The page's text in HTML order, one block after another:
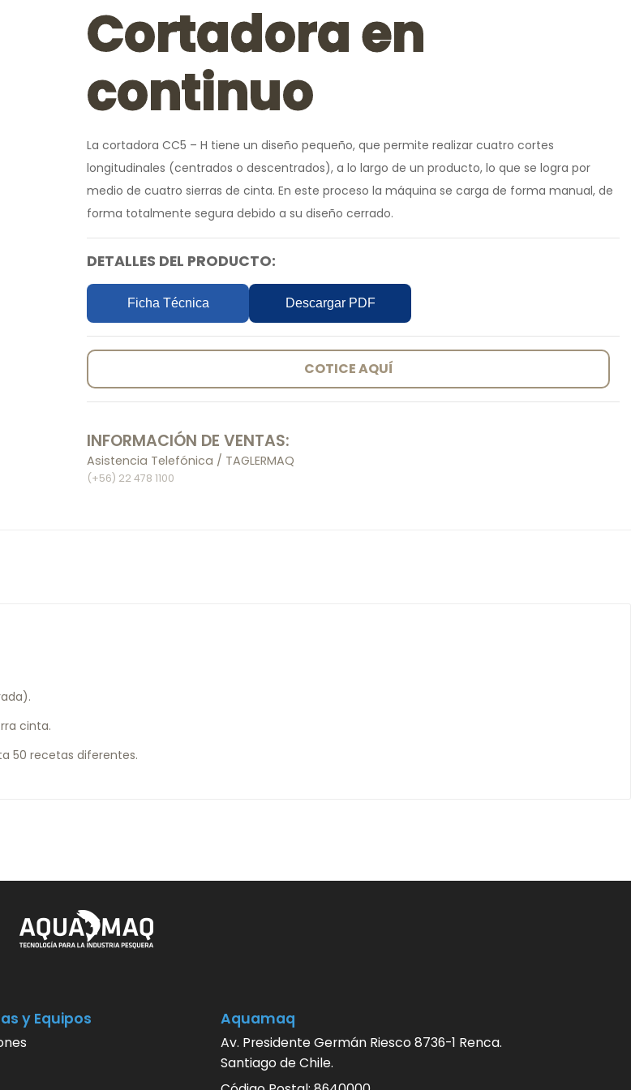
Cortadora en
continuo
La cortadora CC5 – H tiene un diseño pequeño, que permite realizar cuatro cortes
longitudinales (centrados o descentrados), a lo largo de un producto, lo que se logra por
medio de cuatro sierras de cinta. En este proceso la máquina se carga de forma manual, de
forma totalmente segura debido a su diseño cerrado.
DETALLES DEL PRODUCTO:
Ficha Técnica Descargar PDF
COTICE AQUÍ
INFORMACIÓN DE VENTAS:
Asistencia Telefónica / TAGLERMAQ
(+56) 22 478 1100
cinta.
50 recetas diferentes.
y Equipos Aquamaq
Av. Presidente Germán Riesco 8736-1 Renca.
Santiago de Chile.